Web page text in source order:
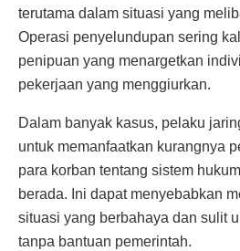
terutama dalam situasi yang
Operasi penyelundupan sering
penipuan yang menargetkan
pekerjaan yang menggiurkan.
Dalam banyak kasus, pelaku
untuk memanfaatkan kurangnya
para korban tentang sistem
berada. Ini dapat menyebabkan
situasi yang berbahaya dan sulit
tanpa bantuan pemerintah.